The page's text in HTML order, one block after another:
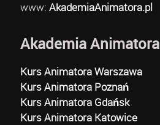
www: AkademiaAnimatora.pl
Akademia Animatora
Kurs Animatora Warszawa
Kurs Animatora Poznań
Kurs Animatora Gdańsk
Kurs Animatora Katowice